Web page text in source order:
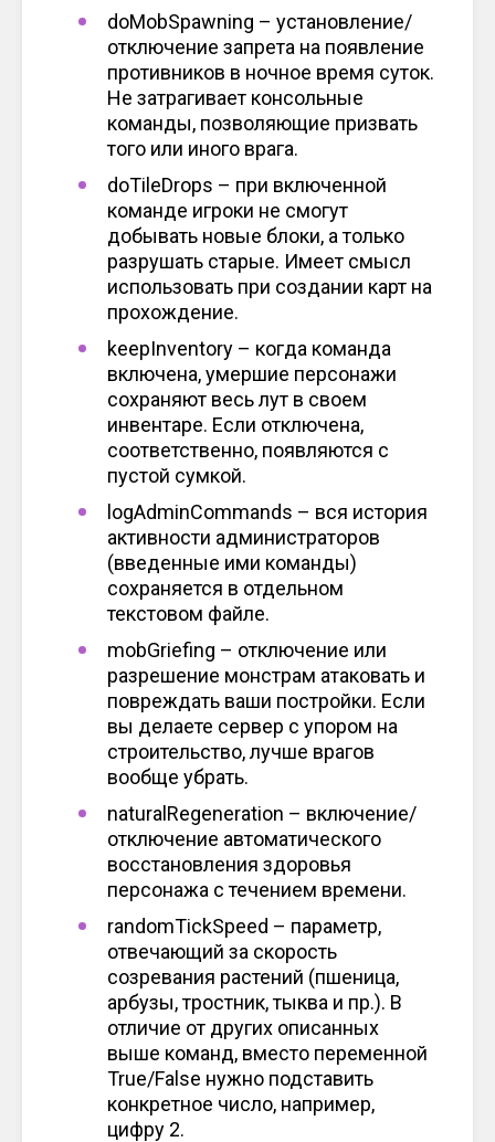
doMobSpawning – установление/
отключение запрета на появление
противников в ночное время суток.
Не затрагивает консольные
команды, позволяющие призвать
того или иного врага.
doTileDrops – при включенной
команде игроки не смогут
добывать новые блоки, а только
разрушать старые. Имеет смысл
использовать при создании карт на
прохождение.
keepInventory – когда команда
включена, умершие персонажи
сохраняют весь лут в своем
инвентаре. Если отключена,
соответственно, появляются с
пустой сумкой.
logAdminCommands – вся история
активности администраторов
(введенные ими команды)
сохраняется в отдельном
текстовом файле.
mobGriefing – отключение или
разрешение монстрам атаковать и
повреждать ваши постройки. Если
вы делаете сервер с упором на
строительство, лучше врагов
вообще убрать.
naturalRegeneration – включение/
отключение автоматического
восстановления здоровья
персонажа с течением времени.
randomTickSpeed – параметр,
отвечающий за скорость
созревания растений (пшеница,
арбузы, тростник, тыква и пр.). В
отличие от других описанных
выше команд, вместо переменной
True/False нужно подставить
конкретное число, например,
цифру 2.